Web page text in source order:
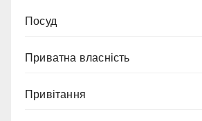
Посуд
Приватна власність
Привітання